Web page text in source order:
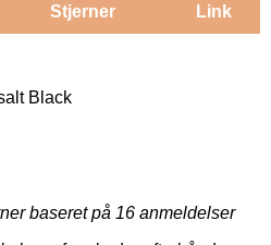
Stjerner Link
Black
baseret på 16 anmeldelser